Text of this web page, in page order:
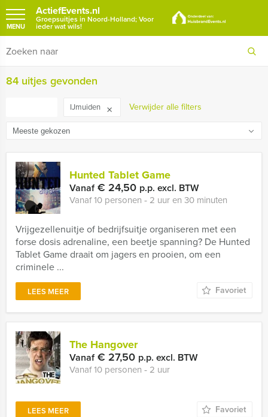
ActiefEvents.nl
Groepsuitjes in Noord-Holland; Voor
ieder wat wils!
MENU
84 uitjes gevonden
IJmuiden Verwijder alle filters
Hunted Tablet Game
Vanaf€ 24,50 p.p. excl. BTW
Vanaf 10 personen ‐ 2 uur en 30 minuten
Vrijgezellenuitje of bedrijfsuitje organiseren met een
forse dosis adrenaline, een beetje spanning? De Hunted
Tablet Game draait om jagers en prooien, om een
criminele ...
LEES MEER Favoriet
The Hangover
Vanaf€ 27,50 p.p. excl. BTW
Vanaf 10 personen ‐ 2 uur
LEES MEER Favoriet